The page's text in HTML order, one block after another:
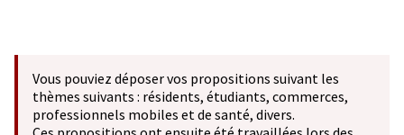
Vous pouviez déposer vos propositions suivant les
thèmes suivants : résidents, étudiants, commerces,
professionnels mobiles et de santé, divers.